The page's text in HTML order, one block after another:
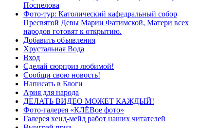
Поспелова
Фото-тур: Католический кафедральный собор
Пресвятой Девы Марии Фатимской, Матери всех
народов готовят к открытию.
Добавить объявления
Хрустальная Вода
Вход
Сделай сюрприз любимой!
Сообщи свою новость!
Написать в Блоги
Ария для народа
ДЕЛАТЬ ВИДЕО МОЖЕТ КАЖДЫЙ!
Фото-галерея «КЛЁВое фото»
Галерея хенд-мейд работ наших читателей